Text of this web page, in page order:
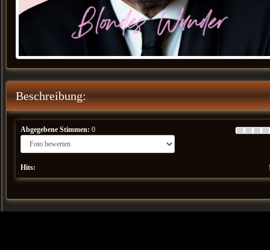
Beschreibung:
Abgegebene Stimmen: 0
Hits: